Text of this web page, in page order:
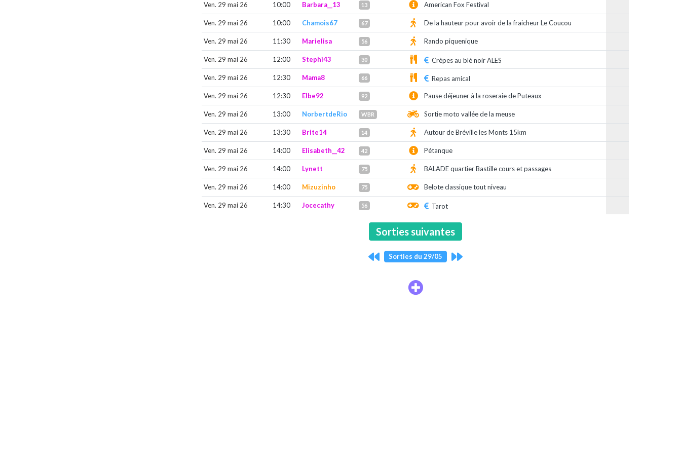
Ven. 29 mai 26 10:00 Barbara__13 13 American Fox Festival
Ven. 29 mai 26 10:00 Chamois67 67 De la hauteur pour avoir de la fraicheur Le Coucou
Ven. 29 mai 26 11:30 Marielisa 56 Rando piquenique
Ven. 29 mai 26 12:00 Stephi43 30 Crèpes au blé noir ALES
Ven. 29 mai 26 12:30 Mama8 66 Repas amical
Ven. 29 mai 26 12:30 Elbe92 92 Pause déjeuner à la roseraie de Puteaux
Ven. 29 mai 26 13:00 NorbertdeRio WBR Sortie moto vallée de la meuse
Ven. 29 mai 26 13:30 Brite14 14 Autour de Bréville les Monts 15km
Ven. 29 mai 26 14:00 Elisabeth__42 42 Pétanque
Ven. 29 mai 26 14:00 Lynett 75 BALADE quartier Bastille cours et passages
Ven. 29 mai 26 14:00 Mizuzinho 75 Belote classique tout niveau
Ven. 29 mai 26 14:30 Jocecathy 56 Tarot
Sorties suivantes
Sorties du 29/05